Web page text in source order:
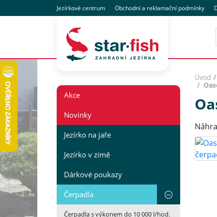
Jezírkové centrum Obchodnía reklamační podmínky
Akce
Novinky
Jezírko na jaře
Jezírko v zimě
Dárkové poukazy
Čerpadla
Čerpadla s výkonem do 10 000 l/hod.
Úvod